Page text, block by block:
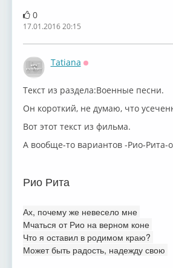
0
17.01.2016 20:15
Tatiana
Текст из раздела:Военные песни.
Он короткий, не думаю, что
Вот этот текст из фильма.
А вообще-то вариантов -Рио-Рита-
Рио Рита
Ах, почему же невесело мне
Мчаться от Рио на верном коне
Что я оставил в родимом краю?
Может быть радость, надежду свою